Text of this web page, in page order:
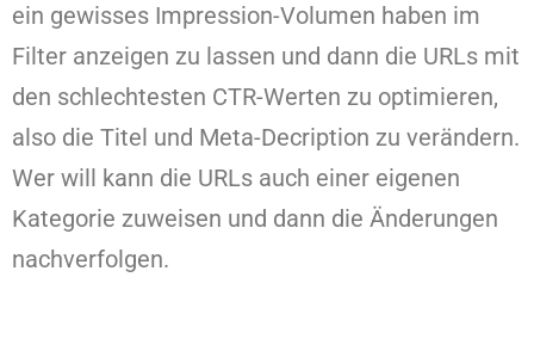
ein gewisses Impression-Volumen haben im
Filter anzeigen zu lassen und dann die URLs mit
den schlechtesten CTR-Werten zu optimieren,
also die Titel und Meta-Decription zu verändern.
Wer will kann die URLs auch einer eigenen
Kategorie zuweisen und dann die Änderungen
nachverfolgen.